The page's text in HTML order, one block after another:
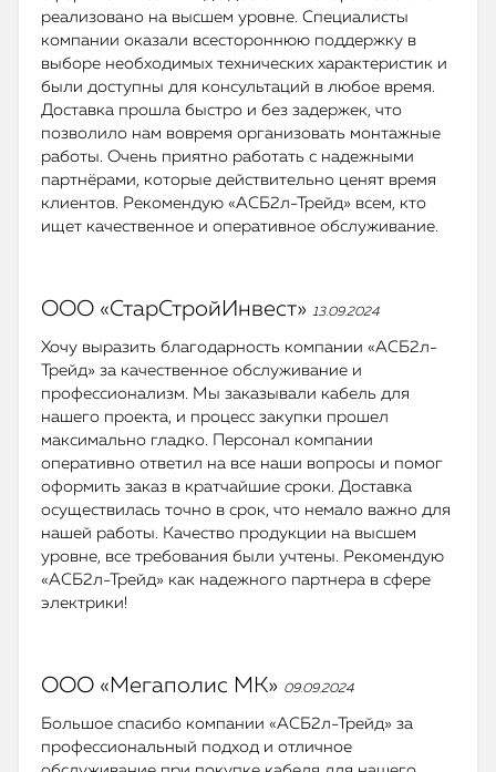
реализовано на высшем уровне. Специалисты
компании оказали всестороннюю поддержку в
выборе необходимых технических характеристик и
были доступны для консультаций в любое время.
Доставка прошла быстро и без задержек, что
позволило нам вовремя организовать монтажные
работы. Очень приятно работать с надежными
партнёрами, которые действительно ценят время
клиентов. Рекомендую «АСБ2л-Трейд» всем, кто
ищет качественное и оперативное обслуживание.
ООО «СтарСтройИнвест» 13.09.2024
Хочу выразить благодарность компании «АСБ2л-
Трейд» за качественное обслуживание и
профессионализм. Мы заказывали кабель для
нашего проекта, и процесс закупки прошел
максимально гладко. Персонал компании
оперативно ответил на все наши вопросы и помог
оформить заказ в кратчайшие сроки. Доставка
осуществилась точно в срок, что немало важно для
нашей работы. Качество продукции на высшем
уровне, все требования были учтены. Рекомендую
«АСБ2л-Трейд» как надежного партнера в сфере
электрики!
ООО «Мегаполис МК» 09.09.2024
Большое спасибо компании «АСБ2л-Трейд» за
профессиональный подход и отличное